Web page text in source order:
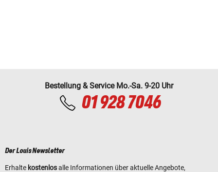
Bestellung & Service Mo.-Sa. 9-20 Uhr
01 928 7046
Der Louis Newsletter
Erhalte kostenlosalle Informationen über aktuelle Angebote,